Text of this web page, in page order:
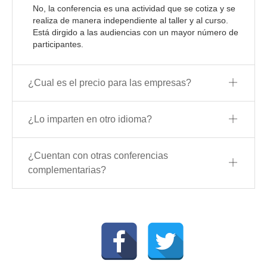
No, la conferencia es una actividad que se cotiza y se
realiza de manera independiente al taller y al curso.
Está dirgido a las audiencias con un mayor número de
participantes.
¿Cual es el precio para las empresas?
¿Lo imparten en otro idioma?
¿Cuentan con otras conferencias
complementarias?